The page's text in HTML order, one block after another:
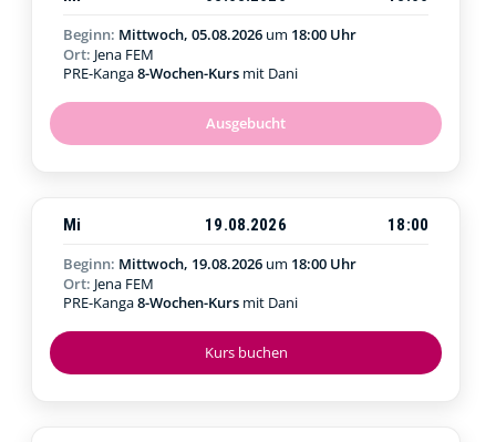
Ausgebucht
Beginn: Mittwoch, 05.08.2026 um 18:00 Uhr
Ort: Jena FEM
PRE-Kanga8-Wochen-Kurs mit Dani
Kurs buchen
Mi 19.08.2026
18:00
Beginn: Mittwoch, 19.08.2026 um 18:00 Uhr
Ort: Jena FEM
PRE-Kanga8-Wochen-Kurs mit Dani